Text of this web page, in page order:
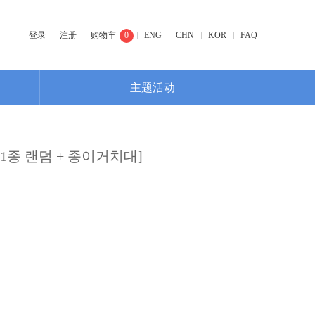
登录 注册 购物车 0 ENG CHN KOR FAQ
主题活动
종 랜덤 + 종이거치대]